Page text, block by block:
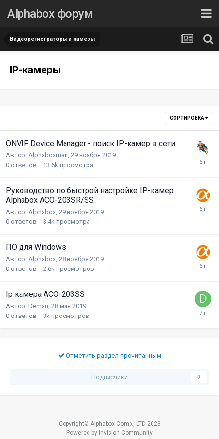
Alphabox форум
Видеорегистраторы и камеры
IP-камеры
СОРТИРОВКА
ONVIF Device Manager - поиск IP-камер в сети
Автор: Alphaboxman 29 ноября 2019
0 ответов 13.6k просмотра
Руководство по быстрой настройке IP-камер
Alphabox ACO-203SR/SS
Автор: Alphabox 29 ноября 2019
0 ответов 3.4k просмотра
ПО для Windows
Автор: Alphabox 28 ноября 2019
0 ответов 2.6k просмотров
Ip камера ACO-203SS
Автор: Deman 28 мая 2019
0 ответов 3k просмотров
Отметить раздел прочитанным
Подписчики 0
Copyright© Alphabox Comp., LTD 2023
Powered by Invision Community